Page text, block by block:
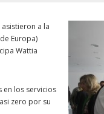
a la
Europa)
Wattia
en los servicios
zero por su